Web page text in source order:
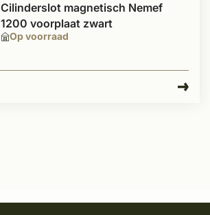
Op voorraad
Cilinderslot magnetisch Nemef
1200 voorplaat zwart